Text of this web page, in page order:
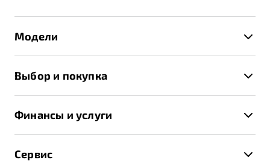
Модели
X70
Выбор и покупка
Записаться на тест-драйв
Финансы и услуги
Сервис